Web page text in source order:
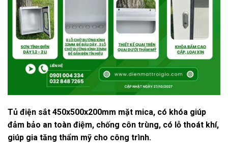
Tủ điện sắt 450x500x200mm mặt mica, có khóa giúp
đảm bảo an toàn điệm, chống côn trùng, có lỗ thoát khí,
giúp gia tăng thẩm mỹ cho công trình.